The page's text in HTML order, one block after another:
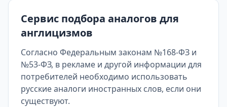
Сервис подбора аналогов для
англицизмов
Согласно Федеральным законам №168-ФЗ и
№53-ФЗ, в рекламе и другой информации для
потребителей необходимо использовать
русские аналоги иностранных слов, если они
существуют.